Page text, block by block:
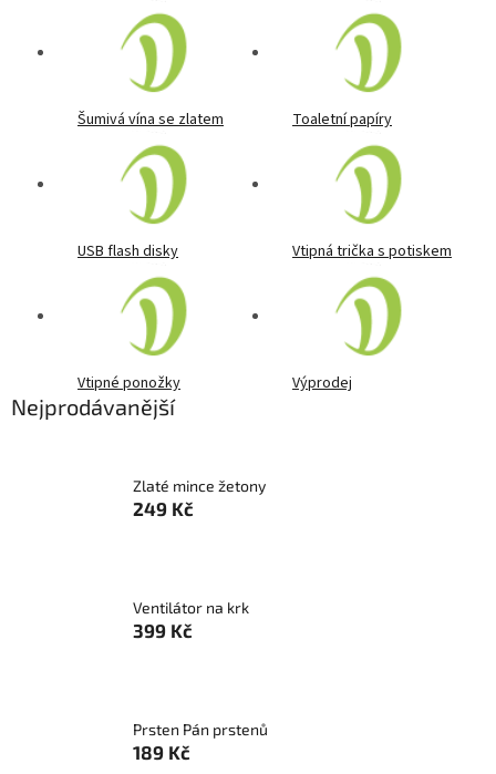
Šumivá vína se zlatem Toaletní papíry
USB flash disky Vtipná trička s potiskem
Vtipné ponožky Výprodej
Nejprodávanější
Zlaté mince žetony
249 Kč
Ventilátor na krk
399 Kč
Prsten Pán prstenů
189 Kč